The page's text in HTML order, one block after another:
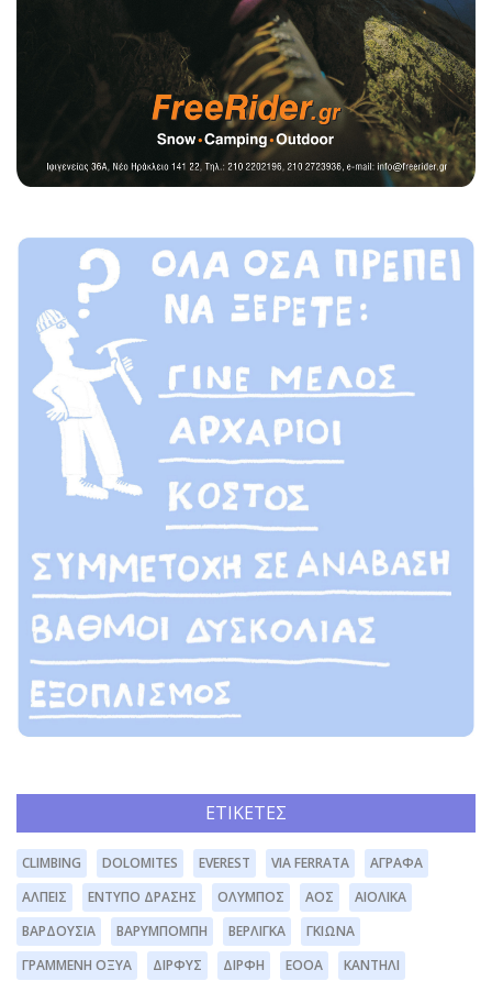
ΕΤΙΚΈΤΕΣ
CLIMBING DOLOMITES EVEREST VIA FERRATA
ΆΓΡΑΦΑ
ΆΛΠΕΙΣ
ΈΝΤΥΠΟ ΔΡΆΣΗΣ ΌΛΥΜΠΟΣ ΑΟΣ
ΑΙΟΛΙΚΆ
ΒΑΡΔΟΎΣΙΑ
ΒΑΡΥΜΠΌΜΠΗ ΒΕΡΛΊΓΚΑ
ΓΚΙΏΝΑ
ΓΡΑΜΜΈΝΗ ΟΞΥΆ
ΔΊΡΦΥΣ ΔΙΡΦΗ ΕΟΟΑ ΚΑΝΤΉΛΙ